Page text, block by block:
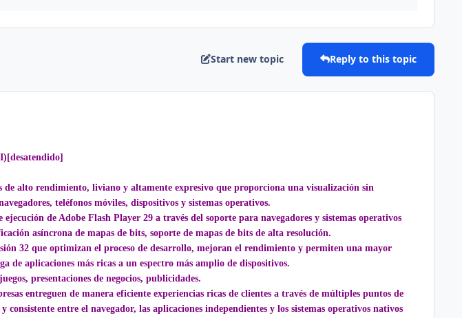
Start new topic Reply to this topic
de alto rendimiento, liviano y altamente expresivo que proporciona una visualización sin
teléfonos móviles, dispositivos y sistemas operativos.
de Adobe Flash Player 29 a través del soporte para navegadores y sistemas operativos
asíncrona de mapas de bits, soporte de mapas de bits de alta resolución.
32 que optimizan el proceso de desarrollo, mejoran el rendimiento y permiten una mayor
aplicaciones más ricas a un espectro más amplio de dispositivos.
presentaciones de negocios, publicidades.
entreguen de manera eficiente experiencias ricas de clientes a través de múltiples puntos de
entre el navegador, las aplicaciones independientes y los sistemas operativos nativos